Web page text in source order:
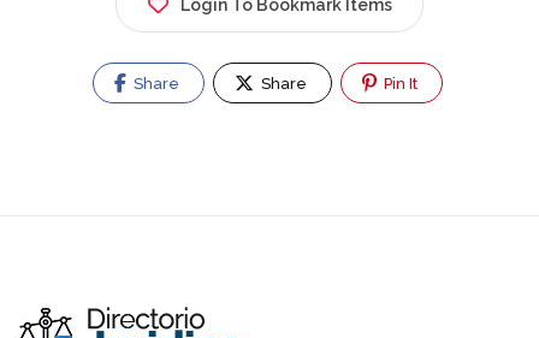
Login To Bookmark Items
Share Share Pin It